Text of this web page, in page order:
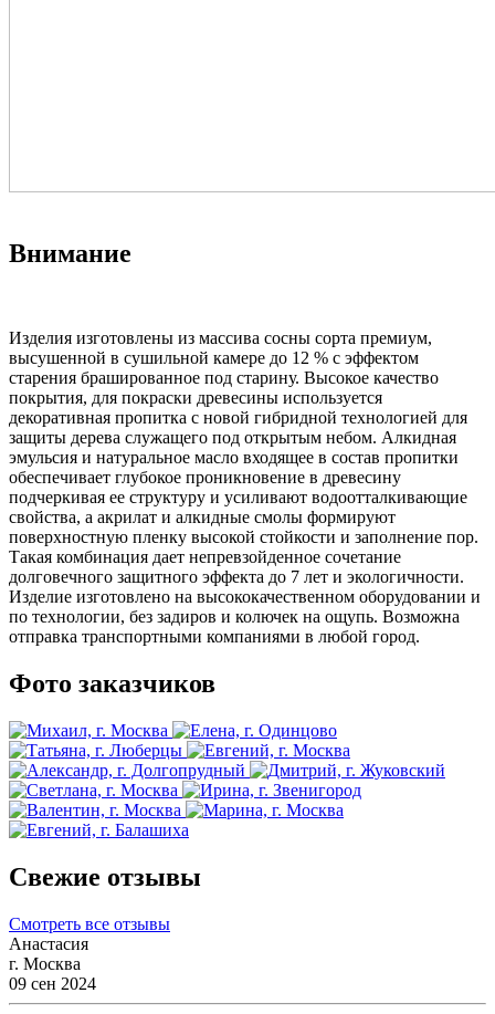
Внимание
Изделия изготовлены из массива сосны сорта премиум,
высушенной в сушильной камере до 12 % с эффектом
старения брашированное под старину. Высокое качество
покрытия, для покраски древесины используется
декоративная пропитка с новой гибридной технологией для
защиты дерева служащего под открытым небом. Алкидная
эмульсия и натуральное масло входящее в состав пропитки
обеспечивает глубокое проникновение в древесину
подчеркивая ее структуру и усиливают водоотталкивающие
свойства, а акрилат и алкидные смолы формируют
поверхностную пленку высокой стойкости и заполнение пор.
Такая комбинация дает непревзойденное сочетание
долговечного защитного эффекта до 7 лет и экологичности.
Изделие изготовлено на высококачественном оборудовании и
по технологии, без задиров и колючек на ощупь. Возможна
отправка транспортными компаниями в любой город.
Фото заказчиков
Свежие отзывы
Смотреть все отзывы
Анастасия
г. Москва
09 сен 2024